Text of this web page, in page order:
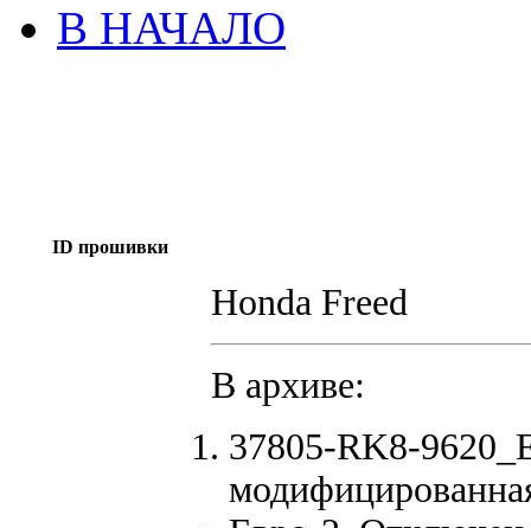
В НАЧАЛО
ID прошивки
Honda Freed
В архиве:
37805-RK8-